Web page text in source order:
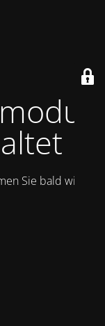
Sie bald wieder.